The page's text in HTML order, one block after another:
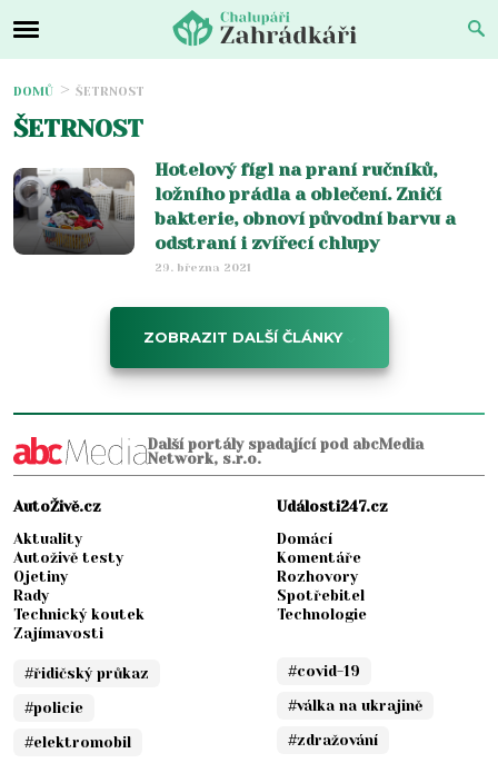
DOMŮ ŠETRNOST
ŠETRNOST
Hotelový fígl na praní ručníků,
ložního prádla a oblečení. Zničí
bakterie, obnoví původní barvu a
odstraní i zvířecí chlupy
29. března 2021
ZOBRAZIT DALŠÍ ČLÁNKY
Další portály spadající pod abcMedia
Network, s.r.o.
AutoŽivě.cz
Aktuality
Autoživě testy
Ojetiny
Rady
Technický koutek
Zajímavosti
#řidičský průkaz
#policie
#elektromobil
Události247.cz
Domácí
Komentáře
Rozhovory
Spotřebitel
Technologie
#covid-19
#válka na ukrajině
#zdražování